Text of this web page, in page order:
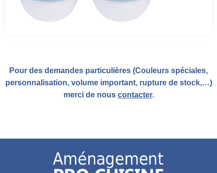
Pour des demandes particulières (Couleurs spéciales,
personnalisation, volume important, rupture de stock,…)
merci de nous contacter.